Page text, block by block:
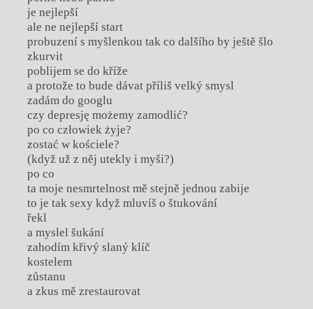
je nejlepší
ale ne nejlepší start
probuzení s myšlenkou tak co dalšího by ještě šlo
zkurvit
poblijem se do kříže
a protože to bude dávat příliš velký smysl
zadám do googlu
czy depresję możemy zamodlić?
po co człowiek żyje?
zostać w kościele?
(když už z něj utekly i myši?)
po co
ta moje nesmrtelnost mě stejně jednou zabije
to je tak sexy když mluvíš o štukování
řekl
a myslel šukání
zahodím křivý slaný klíč
kostelem
zůstanu
a zkus mě zrestaurovat